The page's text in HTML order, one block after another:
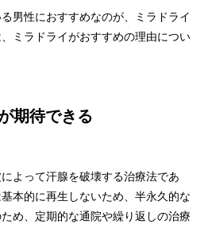
男性におすすめなのが、ミラドライ
ミラドライがおすすめの理由につい
期待できる
よって汗腺を破壊する治療法であ
本的に再生しないため、半永久的な
め、定期的な通院や繰り返しの治療